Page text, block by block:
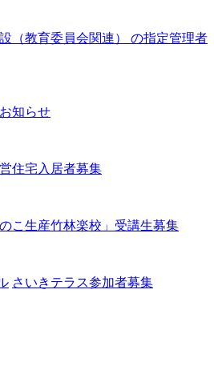
（教育委員会関連） の指定管理者
知らせ
住宅入居者募集
のこ生産竹林楽校」受講生募集
さいきテラス参加者募集